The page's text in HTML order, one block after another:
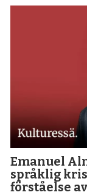
Emanuel
språklig
förståelse